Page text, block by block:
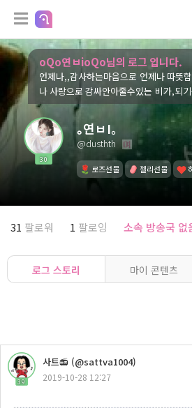
oQo연ㅂioQo님의 로그 입니다.
언제나,,감사하는마음으로 언제나 따뜻함으로.. 언제
나 사랑으로 감싸안아줄수있
30
｡연ㅂΙ。
@dusthth
로즈선물 젤리선물
31 팔로워 1 팔로잉 소속 방송국 없
로그 스토리 마이 콘텐츠
39
사트📻 (@sattva1004)
2019-10-28 12:27